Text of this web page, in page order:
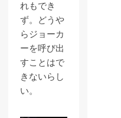
れもでき
ず。どうや
らジョーカ
ーを呼び出
すことはで
きないらし
い。